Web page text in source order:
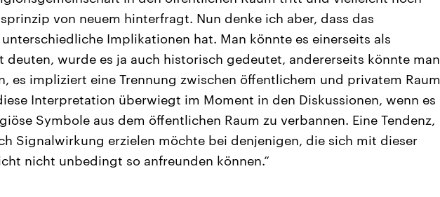
von neuem hinterfragt. Nun denke ich aber, dass das
Implikationen hat. Man könnte es einerseits als
deuten, wurde es ja auch historisch gedeutet, andererseits könnte man
es impliziert eine Trennung zwischen öffentlichem und privatem Raum
Interpretation überwiegt im Moment in den Diskussionen, wenn es
Symbole aus dem öffentlichen Raum zu verbannen. Eine Tendenz,
Signalwirkung erzielen möchte bei denjenigen, die sich mit dieser
nicht unbedingt so anfreunden können.“